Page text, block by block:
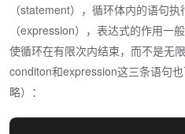
（statement），循环体内的语句
（expression），表达式的作用一
使循环在有限次内结束，而不是无
conditon和expression这三条语句
略）：